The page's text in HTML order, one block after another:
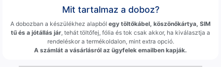
Mit tartalmaz a doboz?
A dobozban a készülékhez alapból egy töltőkábel, köszönőkártya, SIM
tű és a jótállás jár, tehát töltőfej, fólia és tok csak akkor, ha kiválasztja a
rendeléskor a termékoldalon, mint extra opció.
A számlát a vásárlásról az ügyfelek emailben kapják.